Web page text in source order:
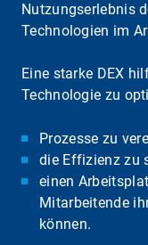
Nutzungserlebnis
Technologien im
Eine starke DEX
Technologie zu
Prozesse zu
die Effizienz zu
einen
Mitarbeitende
können.